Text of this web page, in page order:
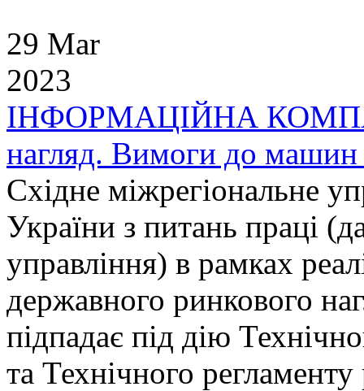
29 Mar
2023
ІНФОРМАЦІЙНА
нагляд. Вимоги до машин
Східне міжрегіональне
України з питань праці
управління) в рамках
державного ринкового
підпадає під дію
та Технічного